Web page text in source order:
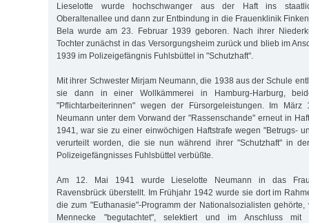
Lieselotte wurde hochschwanger aus der Haft ins
Oberaltenallee und dann zur Entbindung in die Frauenklinik
Bela wurde am 23. Februar 1939 geboren. Nach ihrer
Tochter zunächst in das Versorgungsheim zurück und blieb im
1939 im Polizeigefängnis Fuhlsbüttel in "Schutzhaft".
Mit ihrer Schwester Mirjam Neumann, die 1938 aus der Schule
sie dann in einer Wollkämmerei in Hamburg-Harburg,
"Pflichtarbeiterinnen" wegen der Fürsorgeleistungen. Im März
Neumann unter dem Vorwand der "Rassenschande" erneut in
1941, war sie zu einer einwöchigen Haftstrafe wegen "Betrugs-
verurteilt worden, die sie nun während ihrer "Schutzhaft" in
Polizeigefängnisses Fuhlsbüttel verbüßte.
Am 12. Mai 1941 wurde Lieselotte Neumann in das
Ravensbrück überstellt. Im Frühjahr 1942 wurde sie dort im
die zum "Euthanasie"-Programm der Nationalsozialisten gehörte,
Mennecke "begutachtet", selektiert und im Anschluss